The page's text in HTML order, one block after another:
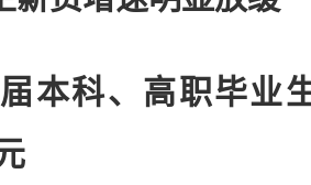
科、高职毕业生